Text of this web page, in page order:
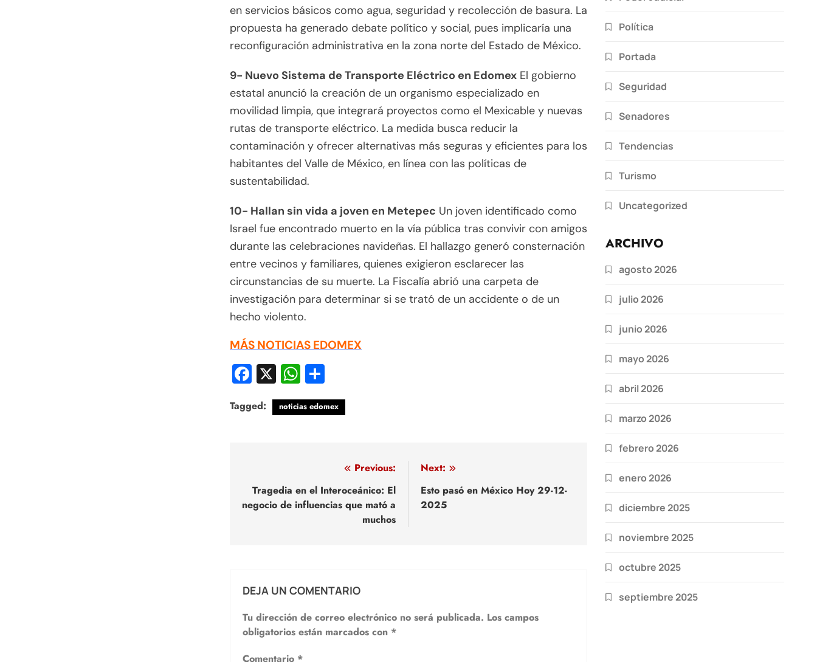
en servicios básicos como agua, seguridad y recolección de basura. La
propuesta ha generado debate político y social, pues implicaría una
reconfiguración administrativa en la zona norte del Estado de México.
9- Nuevo Sistema de Transporte Eléctrico en Edomex El gobierno
estatal anunció la creación de un organismo especializado en
movilidad limpia, que integrará proyectos como el Mexicable y nuevas
rutas de transporte eléctrico. La medida busca reducir la
contaminación y ofrecer alternativas más seguras y eficientes para los
habitantes del Valle de México, en línea con las políticas de
sustentabilidad.
10- Hallan sin vida a joven en Metepec Un joven identificado como
Israel fue encontrado muerto en la vía pública tras convivir con amigos
durante las celebraciones navideñas. El hallazgo generó consternación
entre vecinos y familiares, quienes exigieron esclarecer las
circunstancias de su muerte. La Fiscalía abrió una carpeta de
investigación para determinar si se trató de un accidente o de un
hecho violento.
MÁS NOTICIAS EDOMEX
Facebook
X WhatsApp
Tagged: noticias edomex
de
entradas
Previous:
Tragedia en el Interoceánico: El
negocio de influencias que mató a
muchos
Next:
Esto pasó en México Hoy 29-12-
2025
DEJA UN COMENTARIO
Tu dirección de correo electrónico no será publicada. Los campos
obligatorios están marcados con *
Comentario *
Política
Portada
Seguridad
Senadores
Tendencias
Turismo
Uncategorized
ARCHIVO
agosto 2026
julio 2026
junio 2026
mayo 2026
abril 2026
marzo 2026
febrero 2026
enero 2026
diciembre 2025
noviembre 2025
octubre 2025
septiembre 2025